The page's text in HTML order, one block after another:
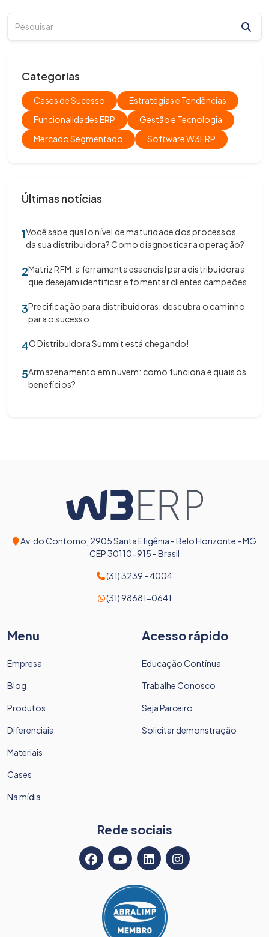
Categorias
Cases de Sucesso
Estratégias e Tendências
Funcionalidades ERP
Gestão e Tecnologia
Mercado Segmentado
Software W3ERP
Últimas notícias
1Você sabe qual o nível de maturidade dos processos
da sua distribuidora? Como diagnosticar a operação?
2Matriz RFM: a ferramenta essencial para distribuidoras
que desejam identificar e fomentar clientes campeões
3Precificação para distribuidoras: descubra o caminho
para o sucesso
4O Distribuidora Summit está chegando!
5Armazenamento em nuvem: como funciona e quais os
benefícios?
Av. do Contorno, 2905 Santa Efigênia - Belo Horizonte - MG
CEP 30110-915 - Brasil
(31) 3239 - 4004
(31) 98681-0641
Menu
Empresa
Blog
Produtos
Diferenciais
Materiais
Cases
Na mídia
Acesso rápido
Educação Contínua
Trabalhe Conosco
Seja Parceiro
Solicitar demonstração
Rede sociais